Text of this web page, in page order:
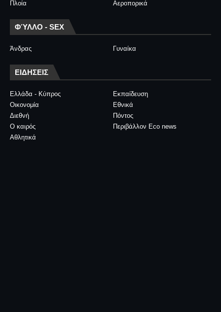
Πλοία
Αεροπορικά
ΦΎΛΛΟ - SEX
Άνδρας Γυναίκα
ΕΙΔΗΣΕΙΣ
Ελλάδα - Κύπρος
Εκπαίδευση
Οικονομία
Εθνικά
Διεθνή
Πόντος
Ο καιρός
Περιβάλλον Eco news
Αθλητικά